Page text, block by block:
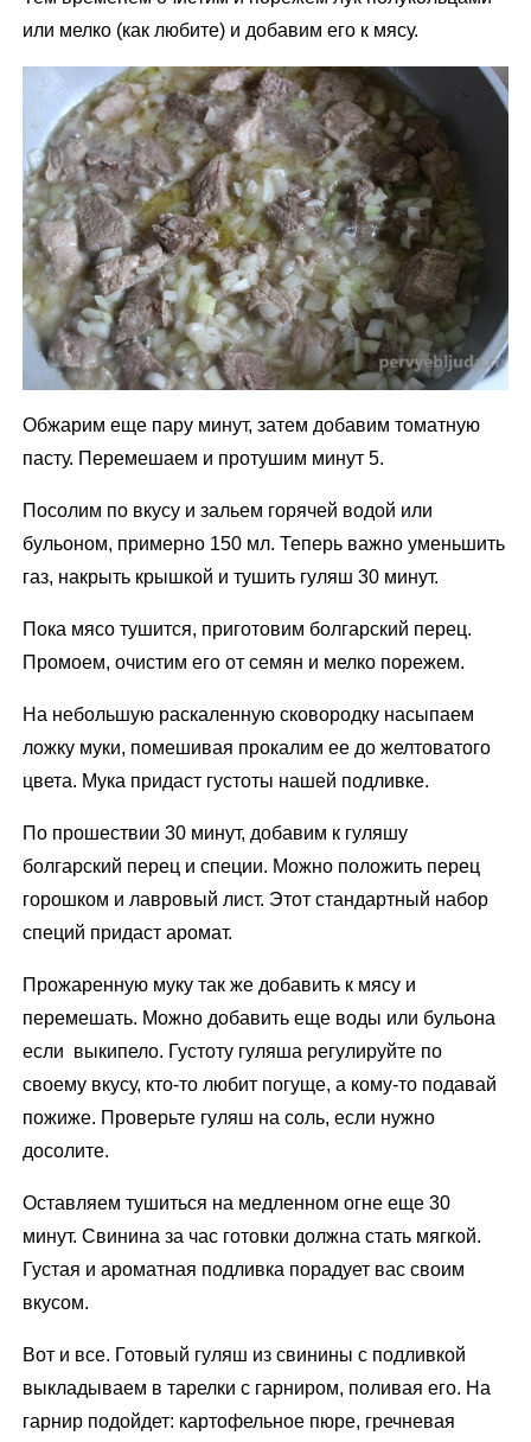
или мелко (как любите) и добавим его к мясу.
Обжарим еще пару минут, затем добавим томатную
пасту. Перемешаем и протушим минут 5.
Посолим по вкусу и зальем горячей водой или
бульоном, примерно 150 мл. Теперь важно уменьшить
газ, накрыть крышкой и тушить гуляш 30 минут.
Пока мясо тушится, приготовим болгарский перец.
Промоем, очистим его от семян и мелко порежем.
На небольшую раскаленную сковородку насыпаем
ложку муки, помешивая прокалим ее до желтоватого
цвета. Мука придаст густоты нашей подливке.
По прошествии 30 минут, добавим к гуляшу
болгарский перец и специи. Можно положить перец
горошком и лавровый лист. Этот стандартный набор
специй придаст аромат.
Прожаренную муку так же добавить к мясу и
перемешать. Можно добавить еще воды или бульона
если выкипело. Густоту гуляша регулируйте по
своему вкусу, кто-то любит погуще, а кому-то подавай
пожиже. Проверьте гуляш на соль, если нужно
досолите.
Оставляем тушиться на медленном огне еще 30
минут. Свинина за час готовки должна стать мягкой.
Густая и ароматная подливка порадует вас своим
вкусом.
Вот и все. Готовый гуляш из свинины с подливкой
выкладываем в тарелки с гарниром, поливая его. На
гарнир подойдет: картофельное пюре, гречневая